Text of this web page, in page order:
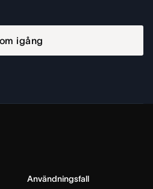
igång
Användningsfall